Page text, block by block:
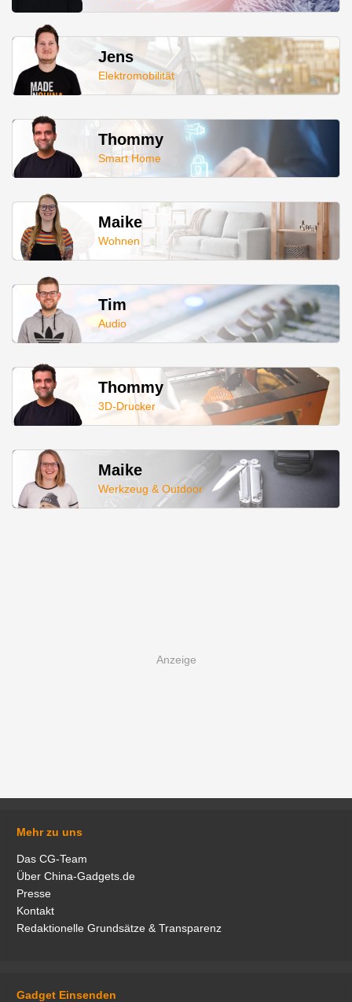
Jens
Elektromobilität
Thommy
Smart Home
Maike
Wohnen
Tim
Audio
Thommy
3D-Drucker
Maike
Werkzeug & Outdoor
Mehr zu uns
Das CG-Team
Über China-Gadgets.de
Presse
Kontakt
Redaktionelle Grundsätze & Transparenz
Gadget Einsenden